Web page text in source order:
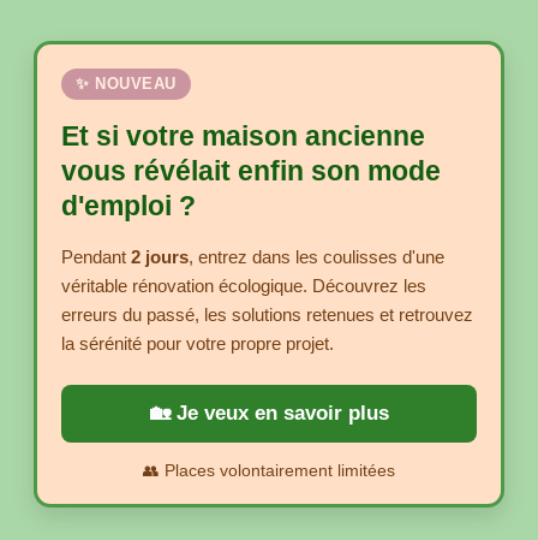
✨ NOUVEAU
Et si votre maison ancienne
vous révélait enfin son mode
d'emploi ?
Pendant 2 jours, entrez dans les coulisses d'une
véritable rénovation écologique. Découvrez les
erreurs du passé, les solutions retenues et retrouvez
la sérénité pour votre propre projet.
🏡 Je veux en savoir plus
👥 Places volontairement limitées